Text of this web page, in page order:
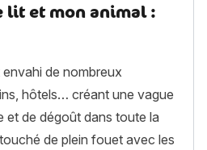
lit et mon animal :
de nombreux
hôtels… créant une vague
et de dégoût dans toute la
de plein fouet avec les